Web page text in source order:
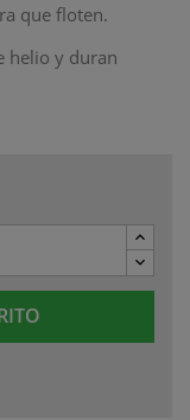
que floten.
helio y duran